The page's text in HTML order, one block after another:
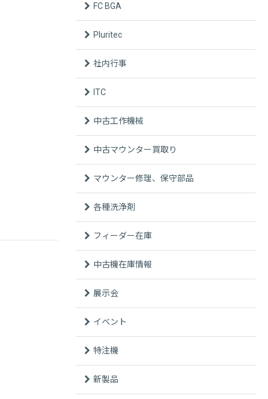
FC BGA
Pluritec
社内行事
ITC
中古工作機械
中古マウンター買取り
マウンター修理、保守部品
各種洗浄剤
フィーダー在庫
中古機在庫情報
展示会
イベント
特注機
新製品